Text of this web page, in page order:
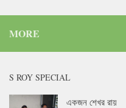
MORE
S ROY SPECIAL
একজন শেখর রায়